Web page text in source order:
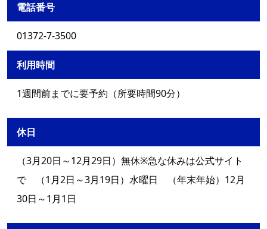
電話番号
01372-7-3500
利用時間
1週間前までに要予約（所要時間90分）
休日
（3月20日～12月29日）無休※急な休みは公式サイト
で （1月2日～3月19日）水曜日 （年末年始）12月
30日～1月1日